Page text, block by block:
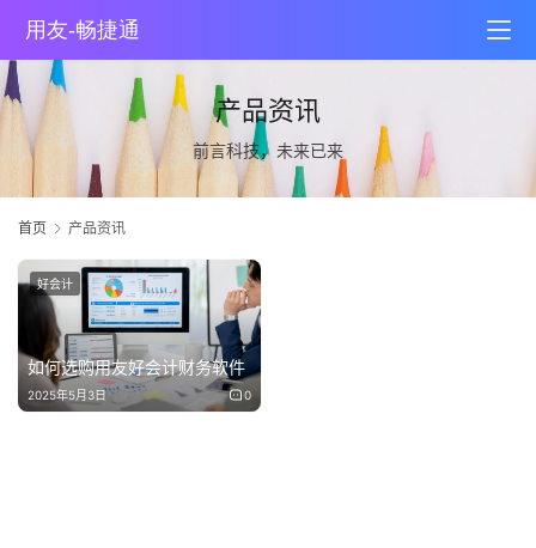
产品资讯
前言科技，未来已来
首页 产品资讯
如何选购用友好会计财务软件
2025年5月3日 0
好会计